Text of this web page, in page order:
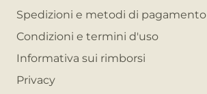
Spedizioni e metodi di pagamento
Condizioni e termini d'uso
Informativa sui rimborsi
Privacy